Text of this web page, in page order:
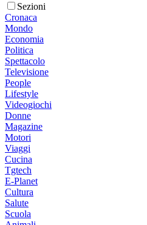
Sezioni
Cronaca
Mondo
Economia
Politica
Spettacolo
Televisione
People
Lifestyle
Videogiochi
Donne
Magazine
Motori
Viaggi
Cucina
Tgtech
E-Planet
Cultura
Salute
Scuola